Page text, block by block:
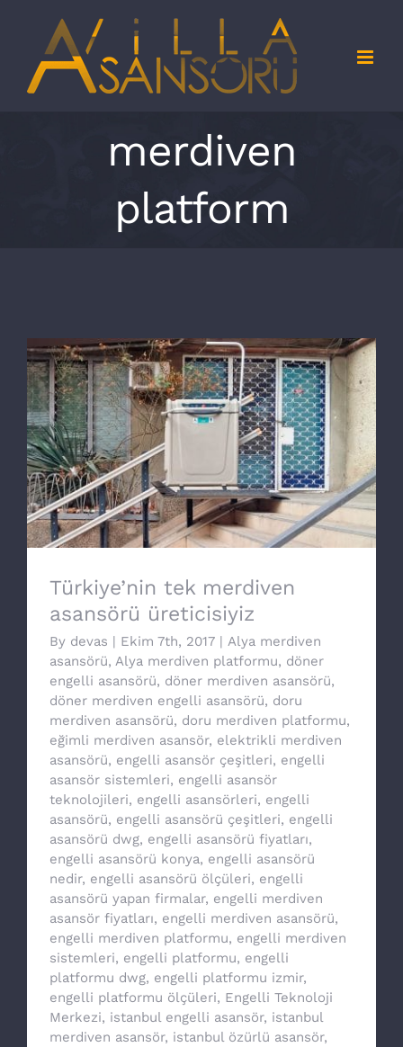
content
merdiven
platform
Türkiye’nin tek merdiven asansörü
üreticisiyiz
Türkiye’nin tek merdiven
asansörü üreticisiyiz
By devas | Ekim 7th, 2017 | Alya merdiven
asansörü, Alya merdiven platformu, döner
engelli asansörü, döner merdiven asansörü,
döner merdiven engelli asansörü, doru
merdiven asansörü, doru merdiven platformu,
eğimli merdiven asansör, elektrikli merdiven
asansörü, engelli asansör çeşitleri, engelli
asansör sistemleri, engelli asansör
teknolojileri, engelli asansörleri, engelli
asansörü, engelli asansörü çeşitleri, engelli
asansörü dwg, engelli asansörü fiyatları,
engelli asansörü konya, engelli asansörü
nedir, engelli asansörü ölçüleri, engelli
asansörü yapan firmalar, engelli merdiven
asansör fiyatları, engelli merdiven asansörü,
engelli merdiven platformu, engelli merdiven
sistemleri, engelli platformu, engelli
platformu dwg, engelli platformu izmir,
engelli platformu ölçüleri, Engelli Teknoloji
Merkezi, istanbul engelli asansör, istanbul
merdiven asansör, istanbul özürlü asansör,